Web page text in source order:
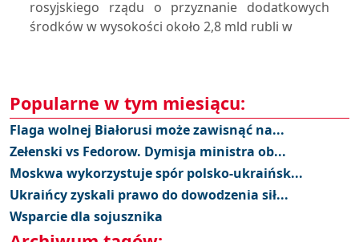
rosyjskiego rządu o przyznanie dodatkowych
środków w wysokości około 2,8 mld rubli w
Popularne w tym miesiącu:
Flaga wolnej Białorusi może zawisnąć na...
Zełenski vs Fedorow. Dymisja ministra ob...
Moskwa wykorzystuje spór polsko-ukraińsk...
Ukraińcy zyskali prawo do dowodzenia sił...
Wsparcie dla sojusznika